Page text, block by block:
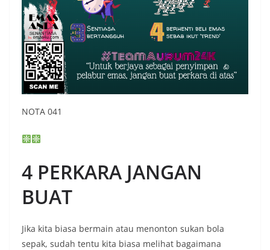
NOTA 041
4 PERKARA JANGAN
BUAT
Jika kita biasa bermain atau menonton sukan bola
sepak, sudah tentu kita biasa melihat bagaimana